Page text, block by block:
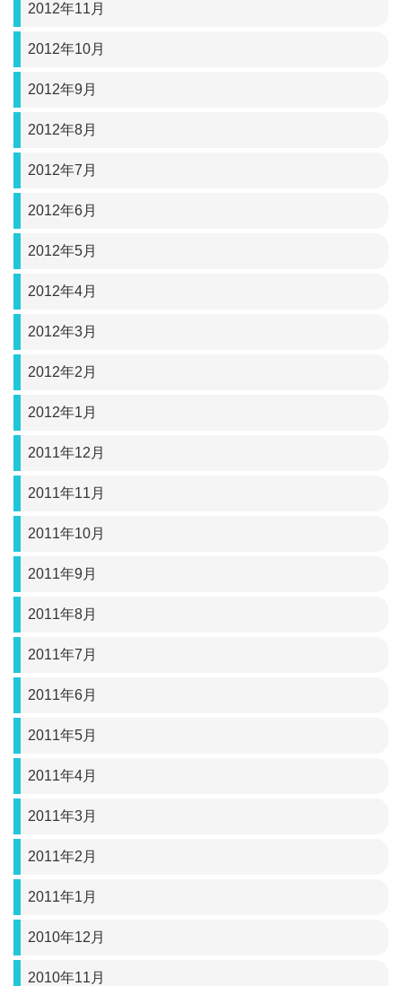
2012年11月
2012年10月
2012年9月
2012年8月
2012年7月
2012年6月
2012年5月
2012年4月
2012年3月
2012年2月
2012年1月
2011年12月
2011年11月
2011年10月
2011年9月
2011年8月
2011年7月
2011年6月
2011年5月
2011年4月
2011年3月
2011年2月
2011年1月
2010年12月
2010年11月